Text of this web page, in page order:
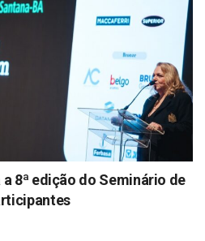
8ª edição do Seminário de